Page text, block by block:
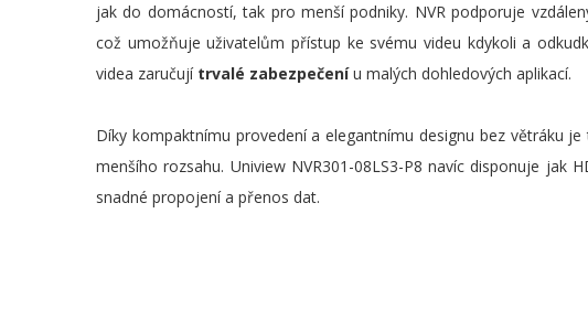
jak do domácností, tak pro menší podniky. NVR podporuje
což umožňuje uživatelům přístup ke svému videu kdykoli a
videa zaručují trvalé zabezpečeníu malých dohledových aplikací.
Díky kompaktnímu provedení a elegantnímu designu bez větráku
menšího rozsahu. Uniview NVR301-08LS3-P8 navíc disponuje jak
snadné propojení a přenos dat.